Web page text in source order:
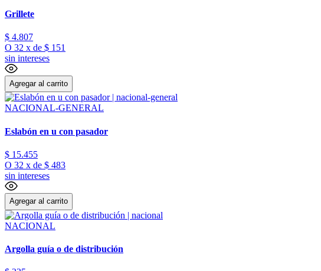
Grillete
$ 4.807
O 32 x de $ 151
sin intereses
Agregar al carrito
NACIONAL-GENERAL
Eslabón en u con pasador
$ 15.455
O 32 x de $ 483
sin intereses
Agregar al carrito
NACIONAL
Argolla guía o de distribución